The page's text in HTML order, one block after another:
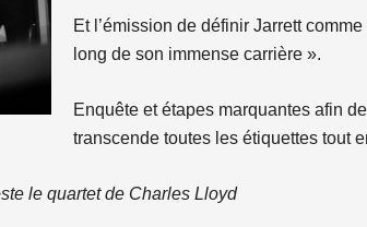
Et l’émission de définir Jarrett
long de son immense carrière ».
Enquête et étapes marquantes afin
transcende toutes les étiquettes tout
le quartet de Charles Lloyd